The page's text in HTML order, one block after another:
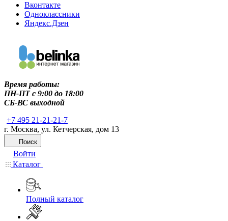
Вконтакте
Одноклассники
Яндекс.Дзен
Время работы:
ПН-ПТ c 9:00 до 18:00
СБ-ВС выходной
+7 495 21-21-21-7
г. Москва, ул. Кетчерская, дом 13
Поиск
Войти
Каталог
Полный каталог